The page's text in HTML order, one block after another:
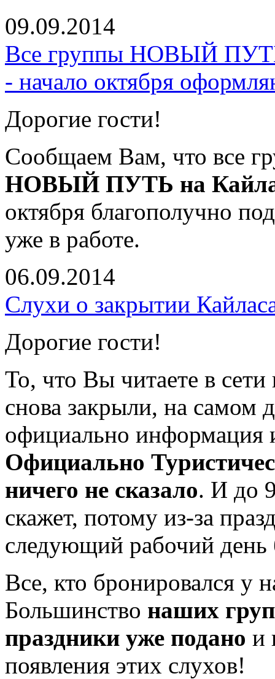
09.09.2014
Все группы НОВЫЙ ПУТЬ
- начало октября
Дорогие гости!
Сообщаем Вам, что все
НОВЫЙ ПУТЬ на
октября благополучно
уже в работе.
06.09.2014
Слухи о закрытии
Дорогие гости!
То, что Вы читаете в
снова закрыли, на самом
официально информация
Официально
ничего не сказало. И до
скажет, потому из-за
следующий рабочий день
Все, кто бронировался у
Большинство наших
праздники уже подано и
появления этих слухов!